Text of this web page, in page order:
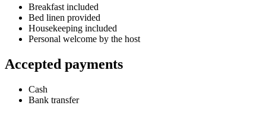
communs intérieurs et extérieurs à partager avec nous, notre
chien et notre chat. Notre but étant d’entrer en contact avec les
voyageurs de court ou moyen séjour et de partager nos
Breakfast included
Bed linen provided
Housekeeping included
Personal welcome by the host
Accepted payments
Cash
Bank transfer